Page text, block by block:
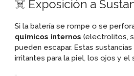
☠️ Exposición a
Si la batería se rompe o se
químicos internos (electrolitos,
pueden escapar. Estas
irritantes para la piel, los ojos y el